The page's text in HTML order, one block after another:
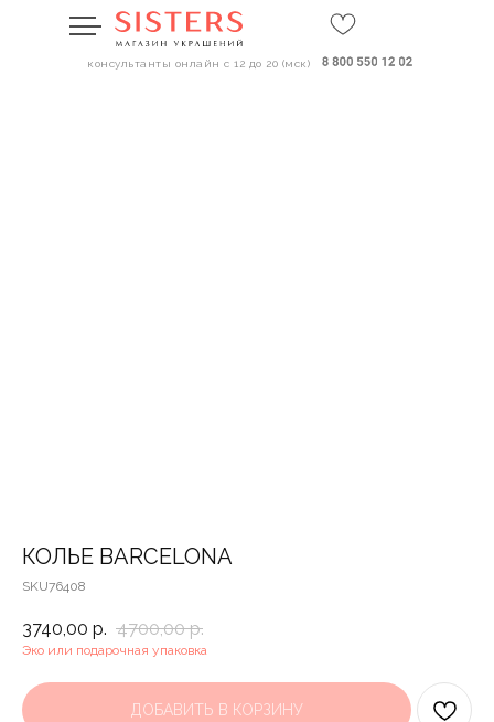
консультанты онлайн с 12 до 20 (мск)
КОЛЬЕ BARCELONA
SKU76408
3740,00 р. 4700,00 р.
Эко или подарочная упаковка
ДОБАВИТЬ В КОРЗИНУ